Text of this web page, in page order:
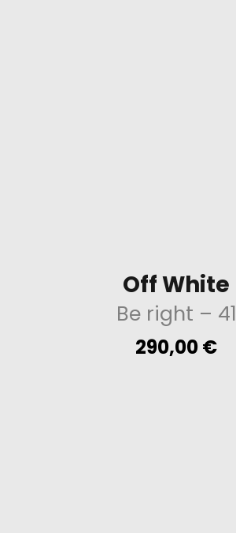
Off White
Be right – 41
290,00€